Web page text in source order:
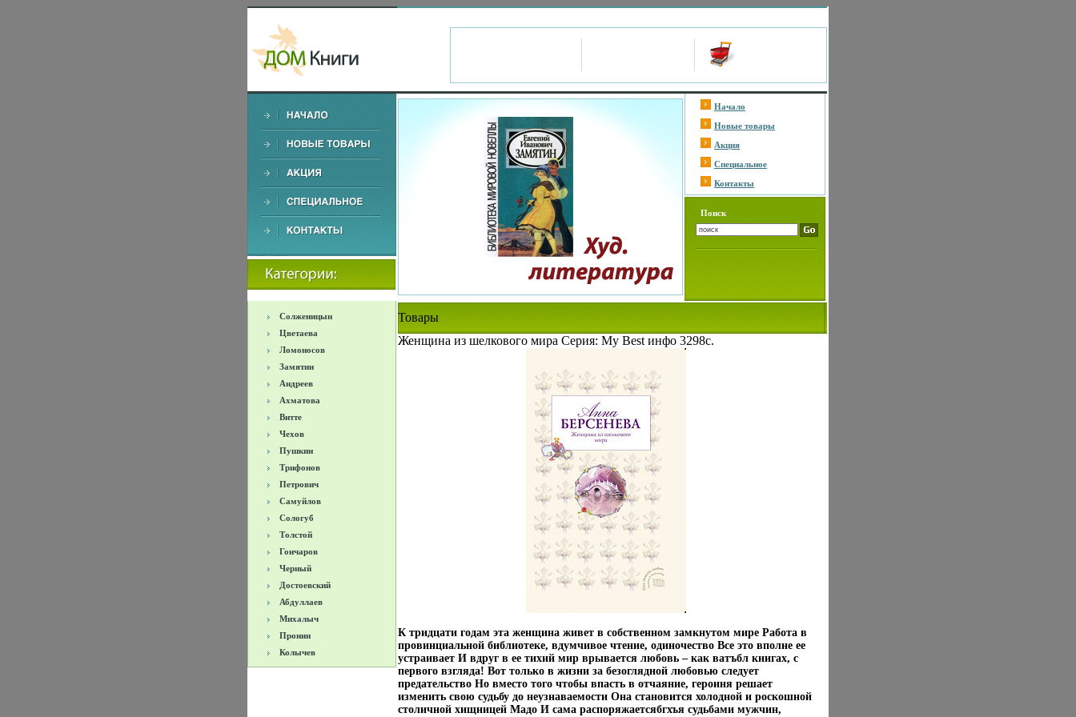
Начало
Новые товары
Акция
Специальное
Контакты
Поиск
Солженицын
Цветаева
Ломоносов
Замятин
Андреев
Ахматова
Витте
Чехов
Пушкин
Трифонов
Петрович
Самуйлов
Сологуб
Толстой
Гончаров
Черный
Достоевский
Абдуллаев
Михалыч
Пронин
Колычев
Товары
Женщина из шелкового мира Серия: My Best инфо 3298c.
К тридцати годам эта женщина живет в собственном замкнутом мире Работа в
провинциальной библиотеке, вдумчивое чтение, одиночество Все это вполне ее
устраивает И вдруг в ее тихий мир врывается любовь – как ватъбл книгах, с
первого взгляда! Вот только в жизни за безоглядной любовью следует
предательство Но вместо того чтобы впасть в отчаяние, героиня решает
изменить свою судьбу до неузнаваемости Она становится холодной и роскошной
столичной хищницей Мадо И сама распоряжаетсябгхъя судьбами мужчин,